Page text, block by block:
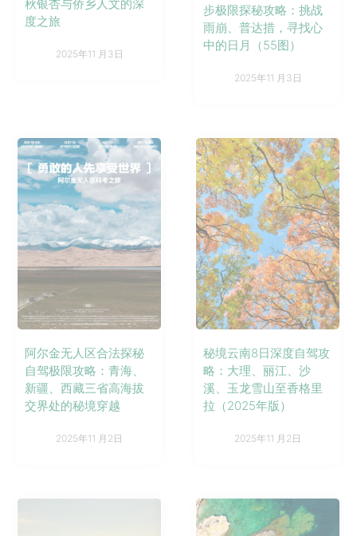
秋银杏与侨乡人文的深
度之旅
2025年11 月3日
步极限探秘攻略：挑战
雨崩、普达措，寻找心
中的日月（55图）
2025年11 月3日
阿尔金无人区合法探秘
自驾极限攻略：青海、
新疆、西藏三省高海拔
交界处的秘境穿越
2025年11 月2日
秘境云南8日深度自驾攻
略：大理、丽江、沙
溪、玉龙雪山至香格里
拉（2025年版）
2025年11 月2日